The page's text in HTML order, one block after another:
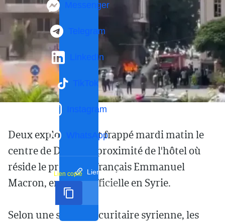
Messenger
Telegram
LinkedIn
TikTok
Instagram
WhatsApp
Lien court
Lien copié
Deux explosions ont frappé mardi matin le
centre de Damas, à proximité de l'hôtel où
réside le président français Emmanuel
Macron, en visite officielle en Syrie.
Selon une source sécuritaire syrienne, les